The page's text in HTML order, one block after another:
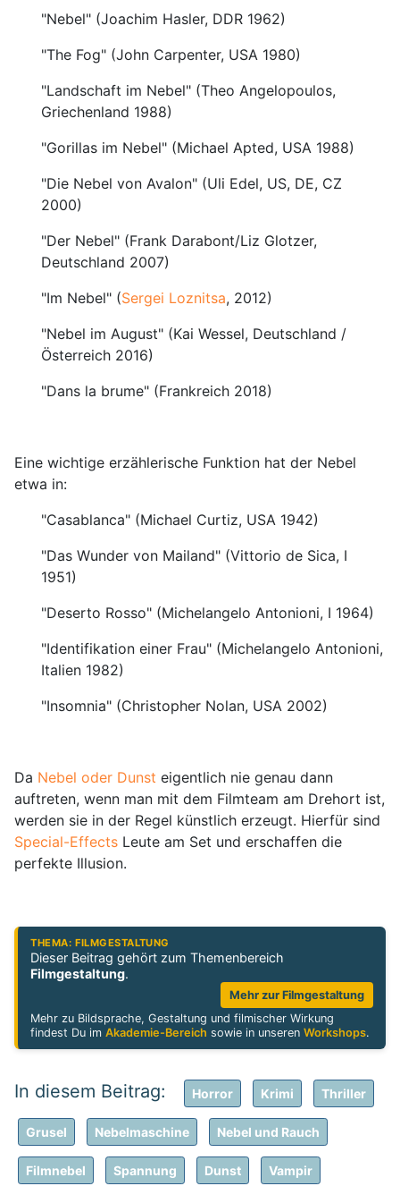
"Nebel" (Joachim Hasler, DDR 1962)
"The Fog" (John Carpenter, USA 1980)
"Landschaft im Nebel" (Theo Angelopoulos,
Griechenland 1988)
"Gorillas im Nebel" (Michael Apted, USA 1988)
"Die Nebel von Avalon" (Uli Edel, US, DE, CZ
2000)
"Der Nebel" (Frank Darabont/Liz Glotzer,
Deutschland 2007)
"Im Nebel" (Sergei Loznitsa, 2012)
"Nebel im August" (Kai Wessel, Deutschland /
Österreich 2016)
"Dans la brume" (Frankreich 2018)
Eine wichtige erzählerische Funktion hat der Nebel
etwa in:
"Casablanca" (Michael Curtiz, USA 1942)
"Das Wunder von Mailand" (Vittorio de Sica, I
1951)
"Deserto Rosso" (Michelangelo Antonioni, I 1964)
"Identifikation einer Frau" (Michelangelo Antonioni,
Italien 1982)
"Insomnia" (Christopher Nolan, USA 2002)
Da Nebel oder Dunst eigentlich nie genau dann
auftreten, wenn man mit dem Filmteam am Drehort ist,
werden sie in der Regel künstlich erzeugt. Hierfür sind
Special-Effects Leute am Set und erschaffen die
perfekte Illusion.
THEMA: FILMGESTALTUNG
Dieser Beitrag gehört zum Themenbereich
Filmgestaltung.
Mehr zur Filmgestaltung
Mehr zu Bildsprache, Gestaltung und filmischer Wirkung
findest Du imAkademie-Bereich sowie in unserenWorkshops.
Horror Krimi Thriller
Grusel Nebelmaschine Nebel und Rauch
Filmnebel Spannung Dunst Vampir